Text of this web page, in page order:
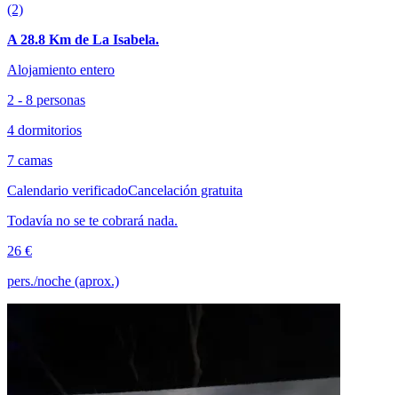
(2)
A 28.8 Km de La Isabela.
Alojamiento entero
2 - 8 personas
4 dormitorios
7 camas
Calendario verificadoCancelación gratuita
Todavía no se te cobrará nada.
26 €
pers./noche (aprox.)